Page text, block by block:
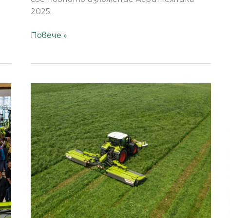
2025.
Повече »
CLAAS
DISCO
9700
–
висока
производителност
и
максимална
гъвкавос